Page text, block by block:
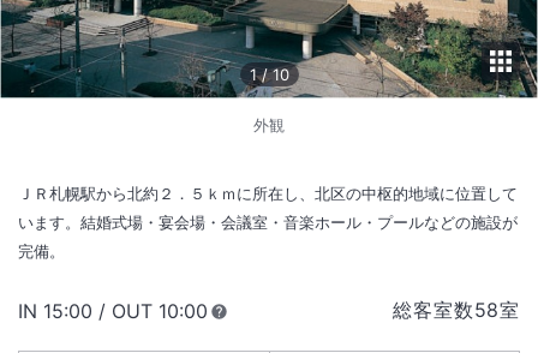
1 /10
外観
ＪＲ札幌駅から北約２．５ｋｍに所在し、北区の中枢的地域に位置して
います。結婚式場・宴会場・会議室・音楽ホール・プールなどの施設が
完備。
総客室数58室
IN チェックイン
15:00 / OUT チェックアウト
10:00